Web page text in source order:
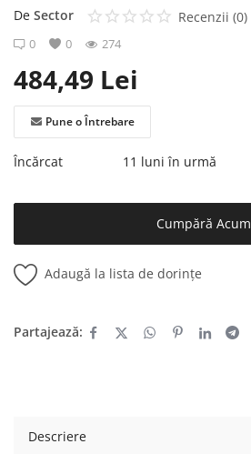
De Sector Recenzii (0)
0 0 274
484,49 Lei
Pune o Întrebare
Încărcat 11 luni în urmă
Cumpără Acum
Adaugă la lista de dorințe
Partajează:
Descriere